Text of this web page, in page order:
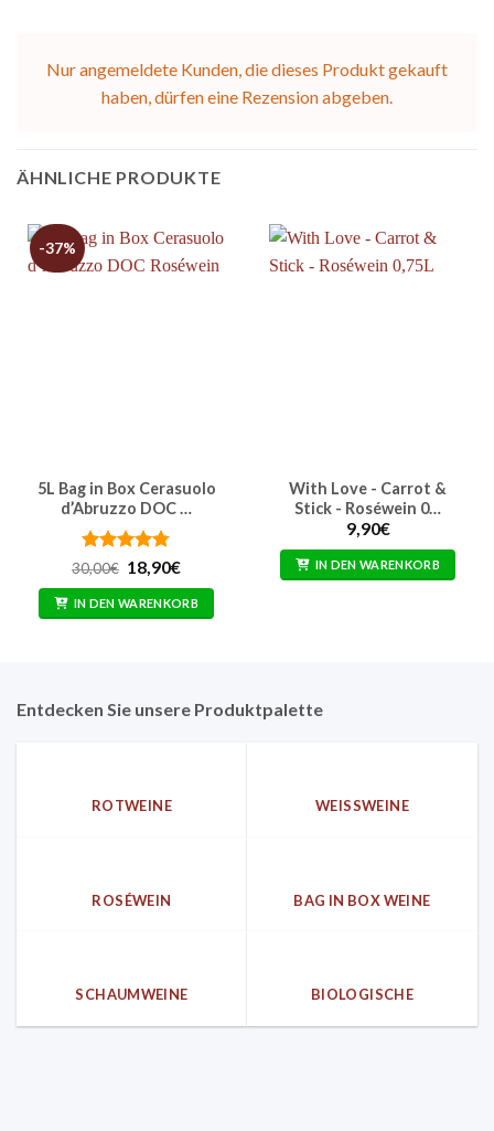
Nur angemeldete Kunden, die dieses Produkt gekauft
haben, dürfen eine Rezension abgeben.
ÄHNLICHE PRODUKTE
-37%
5L Bag in Box Cerasuolo
d’Abruzzo DOC …
Bewertet
von 5
30,00€ Ursprünglicher
Preis
war:
30,00€
18,90€Aktueller
ist:
18,90€.
IN DEN WARENKORB
With Love - Carrot &
Stick - Roséwein 0…
9,90€
IN DEN WARENKORB
Entdecken Sie unsere Produktpalette
ROTWEINE WEISSWEINE
ROSÉWEIN BAG IN BOX WEINE
SCHAUMWEINE BIOLOGISCHE